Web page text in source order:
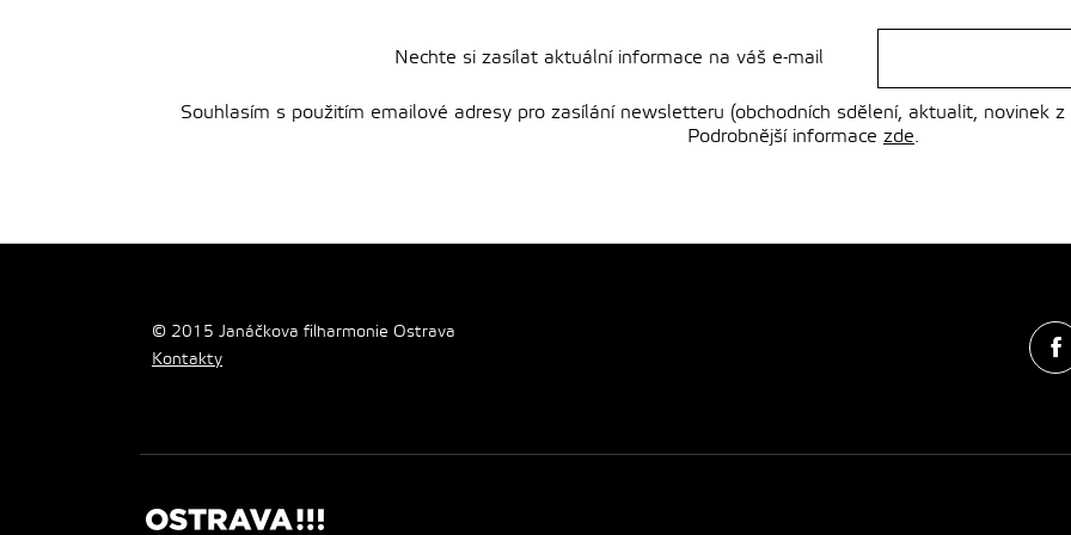
Nechte si zasílat aktuální informace na váš e-mail
Souhlasím s použitím emailové adresy pro zasílání newsletteru (obchodních sdělení, aktualit, novinek
Podrobnější informace zde.
© 2015 Janáčkova filharmonie Ostrava
Kontakty